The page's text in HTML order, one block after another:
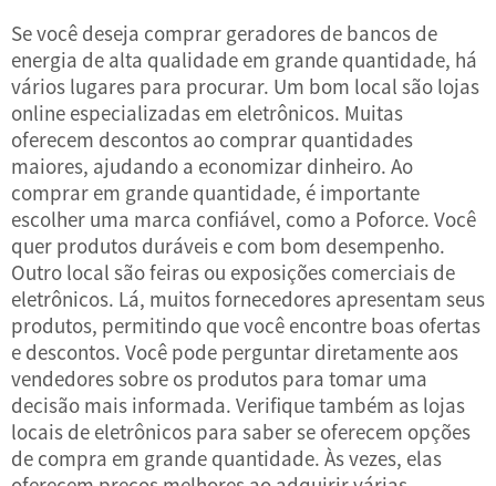
Se você deseja comprar geradores de bancos de
energia de alta qualidade em grande quantidade, há
vários lugares para procurar. Um bom local são lojas
online especializadas em eletrônicos. Muitas
oferecem descontos ao comprar quantidades
maiores, ajudando a economizar dinheiro. Ao
comprar em grande quantidade, é importante
escolher uma marca confiável, como a Poforce. Você
quer produtos duráveis e com bom desempenho.
Outro local são feiras ou exposições comerciais de
eletrônicos. Lá, muitos fornecedores apresentam seus
produtos, permitindo que você encontre boas ofertas
e descontos. Você pode perguntar diretamente aos
vendedores sobre os produtos para tomar uma
decisão mais informada. Verifique também as lojas
locais de eletrônicos para saber se oferecem opções
de compra em grande quantidade. Às vezes, elas